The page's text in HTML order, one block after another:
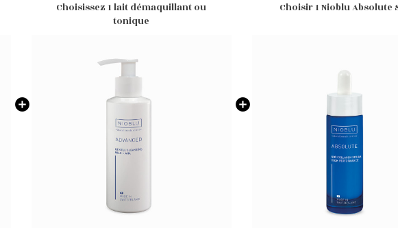
Choisissez 1 lait démaquillant ou
tonique
Choisir 1 Nioblu Absolute